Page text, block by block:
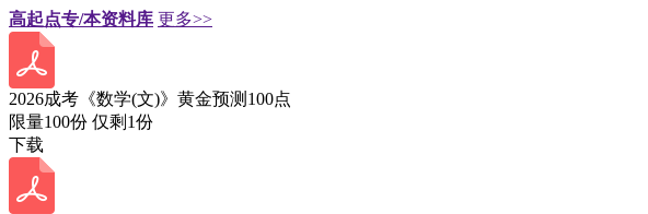
高起点专/本资料库 更多>>
2026成考《数学(文)》黄金预测100点
限量100份 仅剩 1份
下载